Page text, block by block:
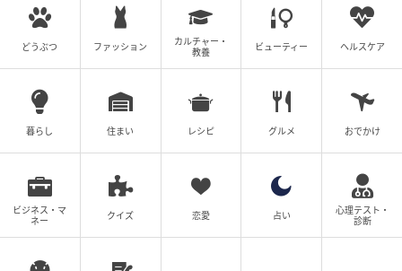
どうぶつ ファッション
カルチャー・
教養
ビューティー ヘルスケア
暮らし 住まい レシピ グルメ おでかけ
ビジネス・マ
ネー
クイズ 恋愛 占い
心理テスト・
診断